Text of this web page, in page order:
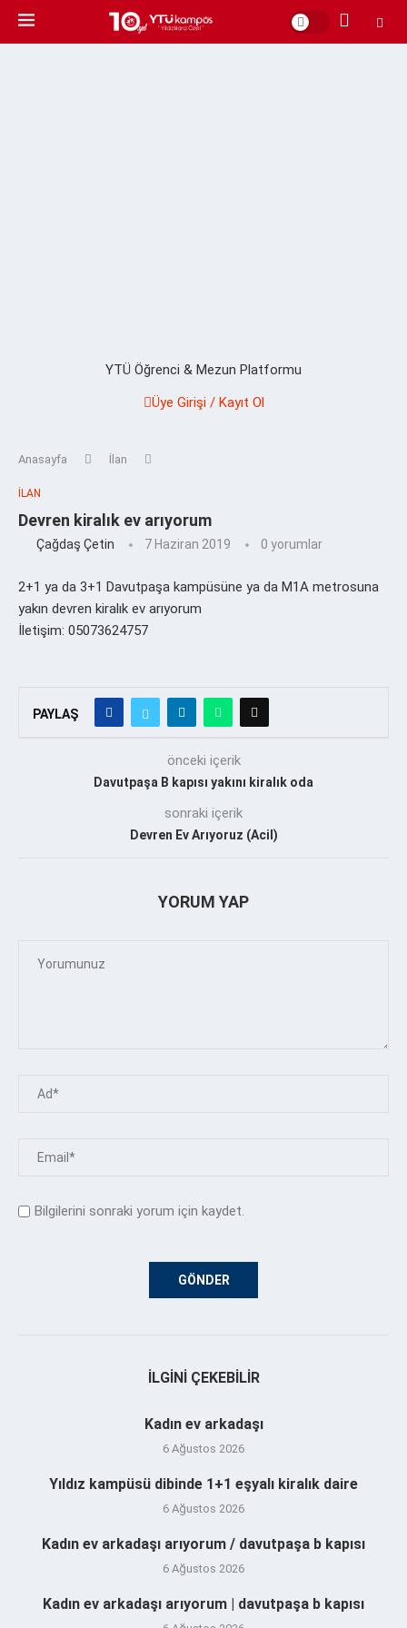
YTÜ Öğrenci & Mezun Platformu
Üye Girişi / Kayıt Ol
Anasayfa İlan
İLAN
Devren kiralık ev arıyorum
Çağdaş Çetin 7 Haziran 2019 0 yorumlar
2+1 ya da 3+1 Davutpaşa kampüsüne ya da M1A metrosuna
yakın devren kiralık ev arıyorum
İletişim: 05073624757
PAYLAŞ
önceki içerik
Davutpaşa B kapısı yakını kiralık oda
sonraki içerik
Devren Ev Arıyoruz (Acil)
YORUM YAP
Bilgilerini sonraki yorum için kaydet.
İLGINI ÇEKEBILIR
Kadın ev arkadaşı
6 Ağustos 2026
Yıldız kampüsü dibinde 1+1 eşyalı kiralık daire
6 Ağustos 2026
Kadın ev arkadaşı arıyorum / davutpaşa b kapısı
6 Ağustos 2026
Kadın ev arkadaşı arıyorum | davutpaşa b kapısı